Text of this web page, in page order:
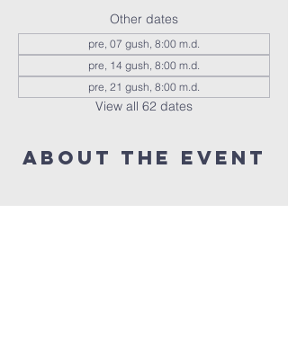
Other dates
pre, 07 gush, 8:00 m.d.
pre, 14 gush, 8:00 m.d.
pre, 21 gush, 8:00 m.d.
View all 62 dates
About the event